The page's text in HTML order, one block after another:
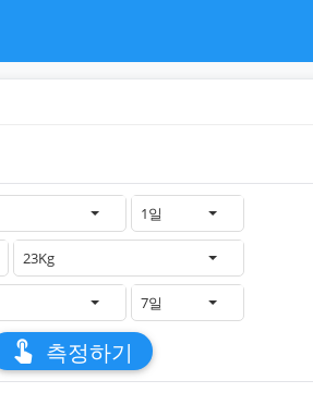
1일
23Kg
7일
touch_app 측정하기